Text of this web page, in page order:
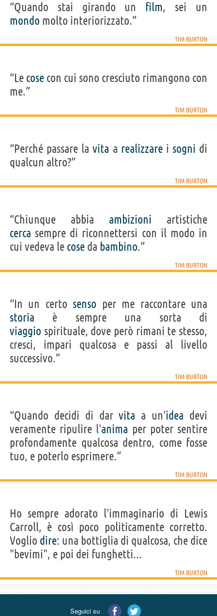
“Quando stai girando un film, sei un
mondo molto interiorizzato.”
TIM BURTON
“Le cose con cui sono cresciuto rimangono con
me.”
TIM BURTON
“Perché passare lavita a realizzarei sogni di
qualcun altro?”
TIM BURTON
“Chiunque abbia ambizioni artistiche
cerca sempre di riconnettersi con il modo in
cui vedeva le cose da bambino.”
TIM BURTON
“In un certo senso per me raccontare una
storia è sempre una sorta di
viaggio spirituale, dove però rimani te stesso,
cresci, impari qualcosa e passi al livello
successivo.”
TIM BURTON
“Quando decidi di darvita a un'idea devi
veramente ripulire l'anima per poter sentire
profondamente qualcosa dentro, come fosse
tuo, e poterlo esprimere.”
TIM BURTON
Ho sempre adorato l'immaginario di Lewis
Carroll, è così poco politicamente corretto.
Voglio dire: una bottiglia di qualcosa, che dice
"bevimi", e poi dei funghetti...
TIM BURTON
Seguici su